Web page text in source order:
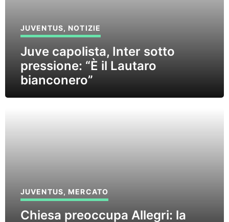
JUVENTUS, NOTIZIE
Juve capolista, Inter sotto
pressione: “È il Lautaro
bianconero”
JUVENTUS, MERCATO
Chiesa preoccupa Allegri: la